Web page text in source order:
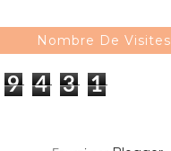
Nombre De Visites
9 4 3 2